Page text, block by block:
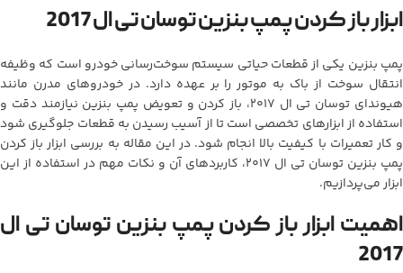
ابزار باز کردن پمپ بنزین توسان تی ال 2017
پمپ بنزین یکی از قطعات حیاتی سیستم سوخت‌رسانی خودرو است که وظیفه
انتقال سوخت از باک به موتور را بر عهده دارد. در خودروهای مدرن مانند
هیوندای توسان تی ال 2017، باز کردن و تعویض پمپ بنزین نیازمند دقت و
استفاده از ابزارهای تخصصی است تا از آسیب رسیدن به قطعات جلوگیری شود
و کار تعمیرات با کیفیت بالا انجام شود. در این مقاله به بررسی ابزار باز کردن
پمپ بنزین توسان تی ال 2017، کاربردهای آن و نکات مهم در استفاده از این
ابزار می‌پردازیم.
اهمیت ابزار باز کردن پمپ بنزین توسان تی ال
2017